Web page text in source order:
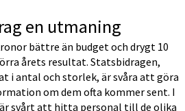
en utmaning
bättre än budget och drygt 10
årets resultat. Statsbidragen,
i antal och storlek, är svåra att göra
om dem ofta kommer sent. I
svårt att hitta personal till de olika